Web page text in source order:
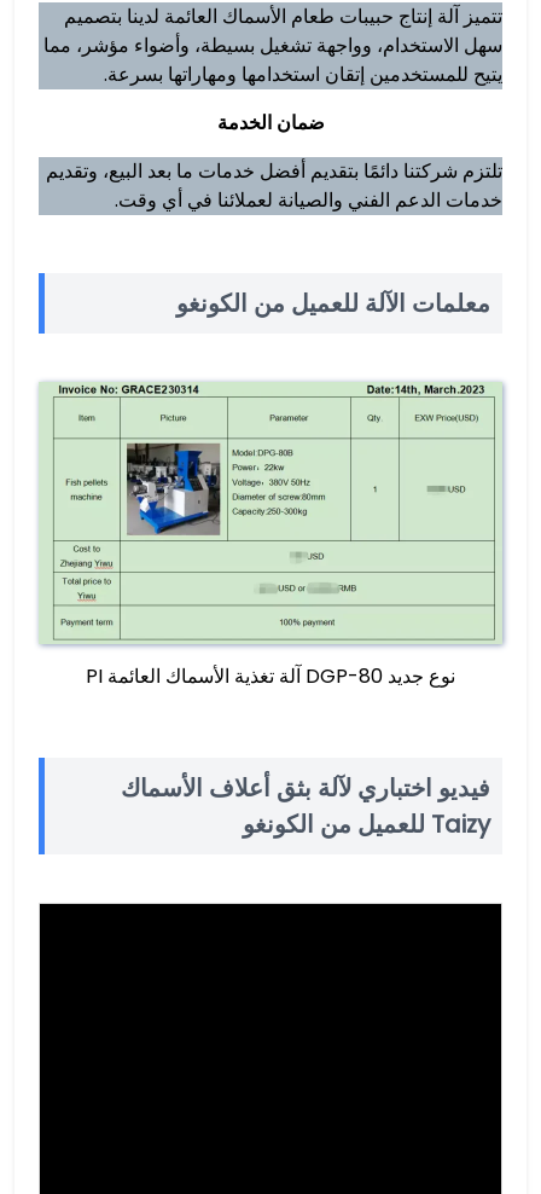
تتميز آلة إنتاج حبيبات طعام الأسماك العائمة لدينا بتصميم
سهل الاستخدام، وواجهة تشغيل بسيطة، وأضواء مؤشر، مما
يتيح للمستخدمين إتقان استخدامها ومهاراتها بسرعة.
ضمان الخدمة
تلتزم شركتنا دائمًا بتقديم أفضل خدمات ما بعد البيع، وتقديم
خدمات الدعم الفني والصيانة لعملائنا في أي وقت.
معلمات الآلة للعميل من الكونغو
نوع جديد DGP-80 آلة تغذية الأسماك العائمة PI
فيديو اختباري لآلة بثق أعلاف الأسماك
Taizy للعميل من الكونغو